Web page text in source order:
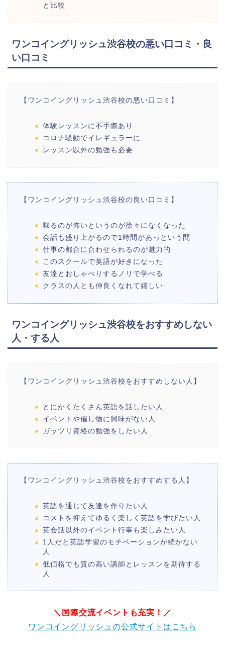
と比較
ワンコイングリッシュ渋谷校の悪い口コミ・良
い口コミ
【ワンコイングリッシュ渋谷校の悪い口コミ】
体験レッスンに不手際あり
コロナ騒動でイレギュラーに
レッスン以外の勉強も必要
【ワンコイングリッシュ渋谷校の良い口コミ】
喋るのが怖いというのが徐々になくなった
会話も盛り上がるので1時間があっという間
仕事の都合に合わせられるのが魅力的
このスクールで英語が好きになった
友達とおしゃべりするノリで学べる
クラスの人とも仲良くなれて嬉しい
ワンコイングリッシュ渋谷校をおすすめしない
人・する人
【ワンコイングリッシュ渋谷校をおすすめしない人】
とにかくたくさん英語を話したい人
イベントや催し物に興味がない人
ガッツリ資格の勉強をしたい人
【ワンコイングリッシュ渋谷校をおすすめする人】
英語を通じて友達を作りたい人
コストを抑えてゆるく楽しく英語を学びたい人
英会話以外のイベント行事も楽しみたい人
1人だと英語学習のモチベーションが続かない
人
低価格でも質の高い講師とレッスンを期待する
人
＼国際交流イベントも充実！／
ワンコイングリッシュの公式サイトはこちら